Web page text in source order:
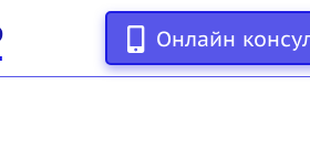
Онлайн